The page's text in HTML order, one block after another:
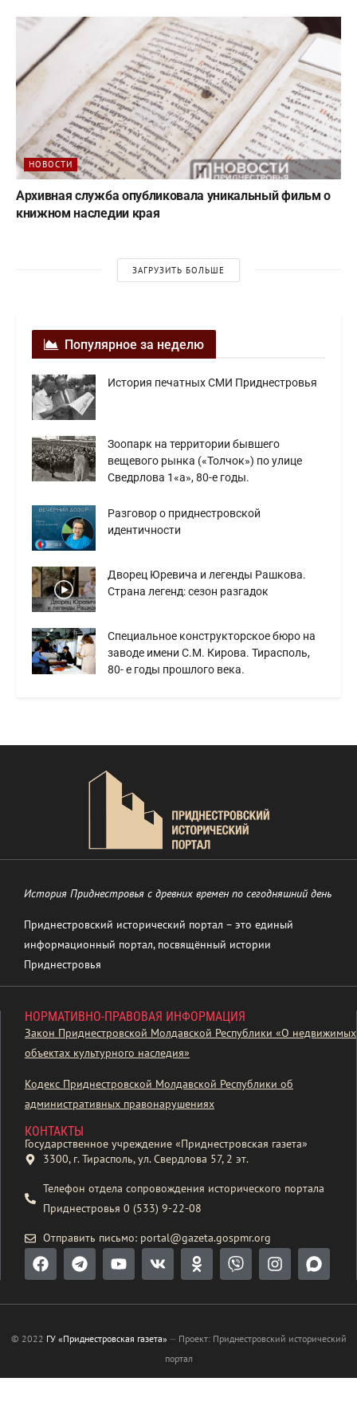
НОВОСТИ
Архивная служба опубликовала уникальный фильм о
книжном наследии края
ЗАГРУЗИТЬ БОЛЬШЕ
Популярное за неделю
История печатных СМИ Приднестровья
Зоопарк на территории бывшего
вещевого рынка («Толчок») по улице
Сведрлова 1«а», 80-е годы.
Разговор о приднестровской
идентичности
Дворец Юревича и легенды Рашкова.
Страна легенд: сезон разгадок
Специальное конструкторское бюро на
заводе имени С.М. Кирова. Тирасполь,
80- е годы прошлого века.
История Приднестровья с древних времен по сегодняшний день
Приднестровский исторический портал – это единый
информационный портал, посвящённый истории
Приднестровья
НОРМАТИВНО-ПРАВОВАЯ ИНФОРМАЦИЯ
Закон Приднестровской Молдавской Республики «О недвижимых
объектах культурного наследия»
Кодекс Приднестровской Молдавской Республики об
административных правонарушениях
КОНТАКТЫ
Государственное учреждение «Приднестровская газета»
3300, г. Тирасполь, ул. Свердлова 57, 2 эт.
Телефон отдела сопровождения исторического портала
Приднестровья 0 (533) 9-22-08
Отправить письмо: portal@gazeta.gospmr.org
© 2022 ГУ «Приднестровская газета» — Проект: Приднестровский исторический
портал